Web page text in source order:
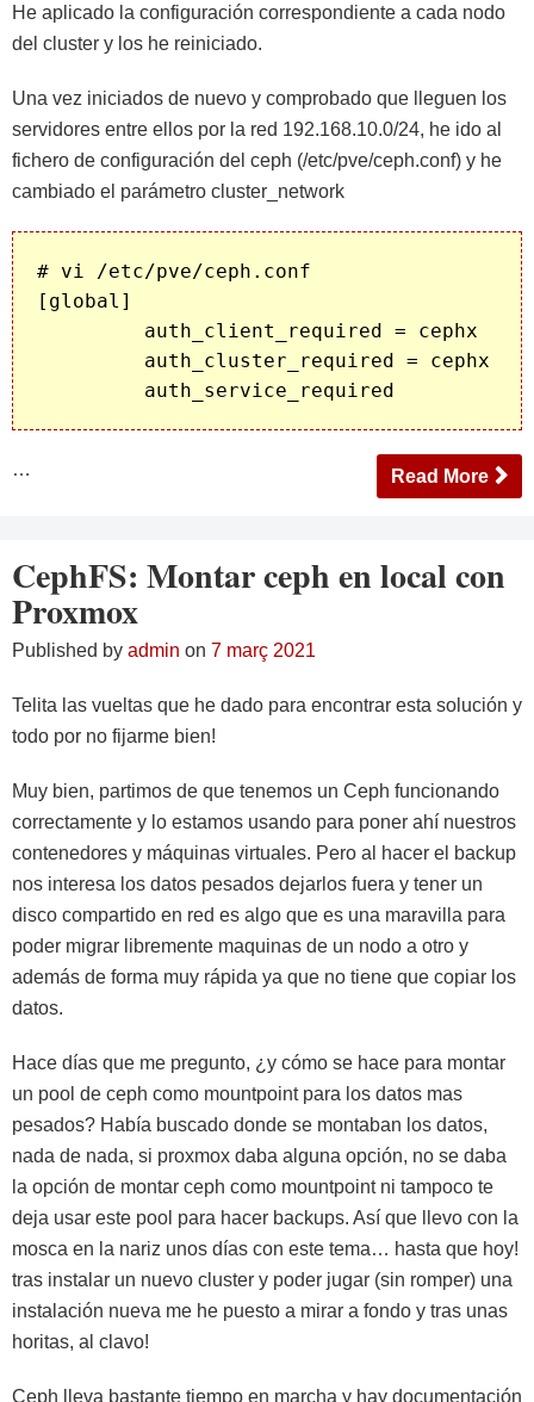
He aplicado la configuración correspondiente a cada nodo
del cluster y los he reiniciado.
Una vez iniciados de nuevo y comprobado que lleguen los
servidores entre ellos por la red 192.168.10.0/24, he ido al
fichero de configuración del ceph (/etc/pve/ceph.conf) y he
cambiado el parámetro cluster_network
# vi /etc/pve/ceph.conf
[global]
         auth_client_required = cephx
         auth_cluster_required = cephx
         auth_service_required
… Read More
CephFS: Montar ceph en local con
Proxmox
Published by admin on 7 març 2021
Telita las vueltas que he dado para encontrar esta solución y
todo por no fijarme bien!
Muy bien, partimos de que tenemos un Ceph funcionando
correctamente y lo estamos usando para poner ahí nuestros
contenedores y máquinas virtuales. Pero al hacer el backup
nos interesa los datos pesados dejarlos fuera y tener un
disco compartido en red es algo que es una maravilla para
poder migrar libremente maquinas de un nodo a otro y
además de forma muy rápida ya que no tiene que copiar los
datos.
Hace días que me pregunto, ¿y cómo se hace para montar
un pool de ceph como mountpoint para los datos mas
pesados? Había buscado donde se montaban los datos,
nada de nada, si proxmox daba alguna opción, no se daba
la opción de montar ceph como mountpoint ni tampoco te
deja usar este pool para hacer backups. Así que llevo con la
mosca en la nariz unos días con este tema… hasta que hoy!
tras instalar un nuevo cluster y poder jugar (sin romper) una
instalación nueva me he puesto a mirar a fondo y tras unas
horitas, al clavo!
Ceph lleva bastante tiempo en marcha y hay documentación